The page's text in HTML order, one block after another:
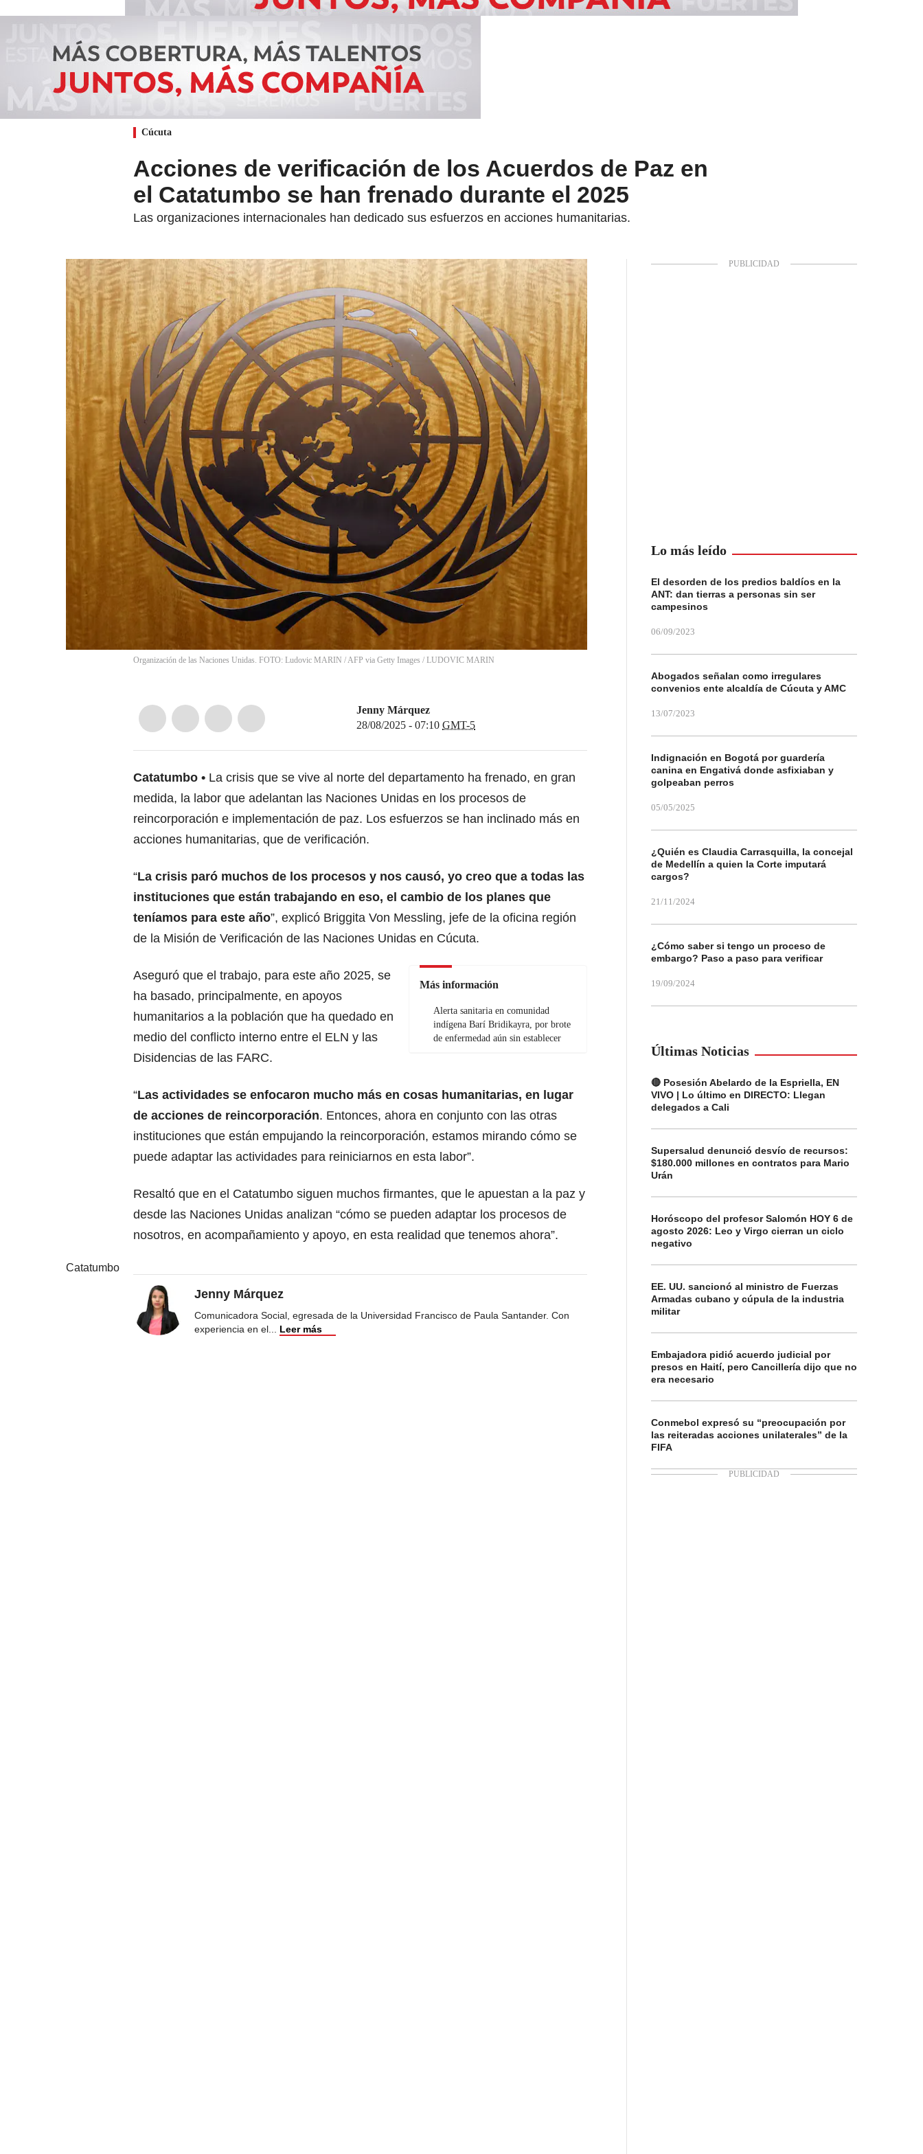
Cúcuta
Acciones de verificación de los Acuerdos de Paz en
el Catatumbo se han frenado durante el 2025
Las organizaciones internacionales han dedicado sus esfuerzos en acciones humanitarias.
Organización de las Naciones Unidas. FOTO: Ludovic MARIN / AFP via Getty Images / LUDOVIC MARIN
Jenny Márquez
28/08/2025 - 07:10 GMT-5
Catatumbo
La crisis que se vive al norte del departamento ha frenado, en gran
medida, la labor que adelantan las Naciones Unidas en los procesos de
reincorporación e implementación de paz. Los esfuerzos se han inclinado más en
acciones humanitarias, que de verificación.
“La crisis paró muchos de los procesos y nos causó, yo creo que a todas las
instituciones que están trabajando en eso, el cambio de los planes que
teníamos para este año”, explicó Briggita Von Messling, jefe de la oficina región
de la Misión de Verificación de las Naciones Unidas en Cúcuta.
Más información
Alerta sanitaria en comunidad
indígena Barí Bridikayra, por brote
de enfermedad aún sin establecer
Aseguró que el trabajo, para este año 2025, se
ha basado, principalmente, en apoyos
humanitarios a la población que ha quedado en
medio del conflicto interno entre el ELN y las
Disidencias de las FARC.
“Las actividades se enfocaron mucho más en cosas humanitarias, en lugar
de acciones de reincorporación. Entonces, ahora en conjunto con las otras
instituciones que están empujando la reincorporación, estamos mirando cómo se
puede adaptar las actividades para reiniciarnos en esta labor”.
Resaltó que en el Catatumbo siguen muchos firmantes, que le apuestan a la paz y
desde las Naciones Unidas analizan “cómo se pueden adaptar los procesos de
nosotros, en acompañamiento y apoyo, en esta realidad que tenemos ahora”.
Catatumbo
Jenny Márquez
Comunicadora Social, egresada de la Universidad Francisco de Paula Santander. Con
experiencia en el... Leer más
Lo más leído
El desorden de los predios baldíos en la
ANT: dan tierras a personas sin ser
campesinos
06/09/2023
Abogados señalan como irregulares
convenios ente alcaldía de Cúcuta y AMC
13/07/2023
Indignación en Bogotá por guardería
canina en Engativá donde asfixiaban y
golpeaban perros
05/05/2025
¿Quién es Claudia Carrasquilla, la concejal
de Medellín a quien la Corte imputará
cargos?
21/11/2024
¿Cómo saber si tengo un proceso de
embargo? Paso a paso para verificar
19/09/2024
Últimas Noticias
🔴 Posesión Abelardo de la Espriella, EN
VIVO | Lo último en DIRECTO: Llegan
delegados a Cali
Supersalud denunció desvío de recursos:
$180.000 millones en contratos para Mario
Urán
Horóscopo del profesor Salomón HOY 6 de
agosto 2026: Leo y Virgo cierran un ciclo
negativo
EE. UU. sancionó al ministro de Fuerzas
Armadas cubano y cúpula de la industria
militar
Embajadora pidió acuerdo judicial por
presos en Haití, pero Cancillería dijo que no
era necesario
Conmebol expresó su “preocupación por
las reiteradas acciones unilaterales” de la
FIFA